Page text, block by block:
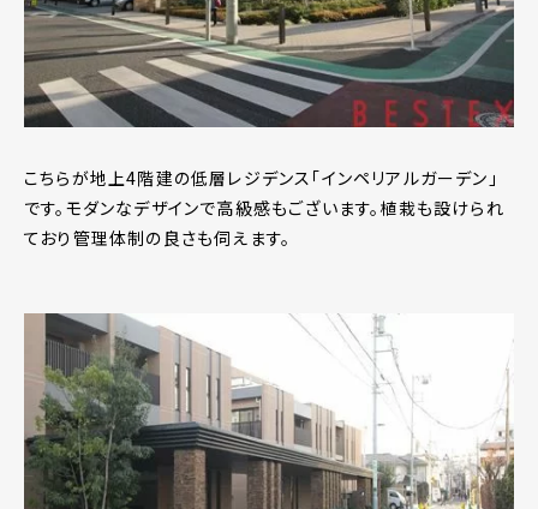
こちらが地上4階建の低層レジデンス「インペリアルガーデン」
です。モダンなデザインで高級感もございます。植栽も設けられ
ており管理体制の良さも伺えます。